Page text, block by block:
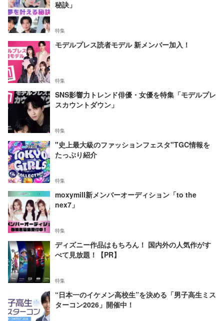
秘訣」
特集
モデルプレス読者モデル 新メンバー加入！
特集
SNS影響力トレンド俳優・女優を特集「モデルプレ
スカウントダウン」
特集
"史上最大級のファッションフェスタ"TGC情報を
たっぷり紹介
特集
moxymill新メンバーオーディション「to the
nex7」
特集
ディズニー作品はもちろん！ 国内外の人気作がす
べて見放題！【PR】
特集
“日本一のイケメン高校生”を決める「男子高生ミス
ターコン2026」開催中！